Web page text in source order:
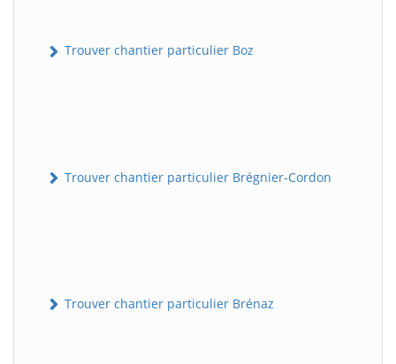
Trouver chantier particulier Boz
Trouver chantier particulier Brégnier-Cordon
Trouver chantier particulier Brénaz